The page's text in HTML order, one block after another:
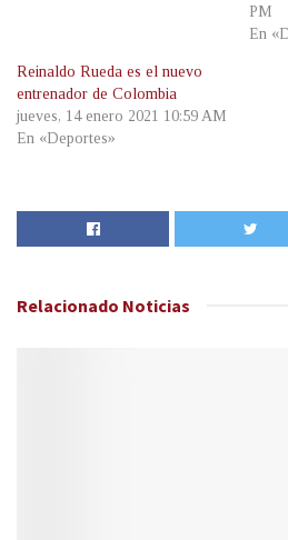
PM
En
Reinaldo Rueda es el nuevo
entrenador de Colombia
jueves, 14 enero 2021 10:59 AM
En «Deportes»
Relacionado Noticias